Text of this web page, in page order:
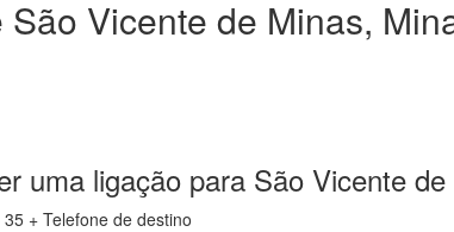
São Vicente de Minas,
uma ligação para São Vicente de
+ Telefone de destino